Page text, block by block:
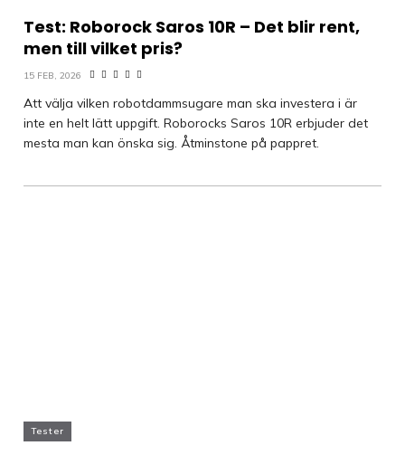
Test: Roborock Saros 10R – Det blir rent,
men till vilket pris?
15 FEB, 2026
Att välja vilken robotdammsugare man ska investera i är
inte en helt lätt uppgift. Roborocks Saros 10R erbjuder det
mesta man kan önska sig. Åtminstone på pappret.
Tester